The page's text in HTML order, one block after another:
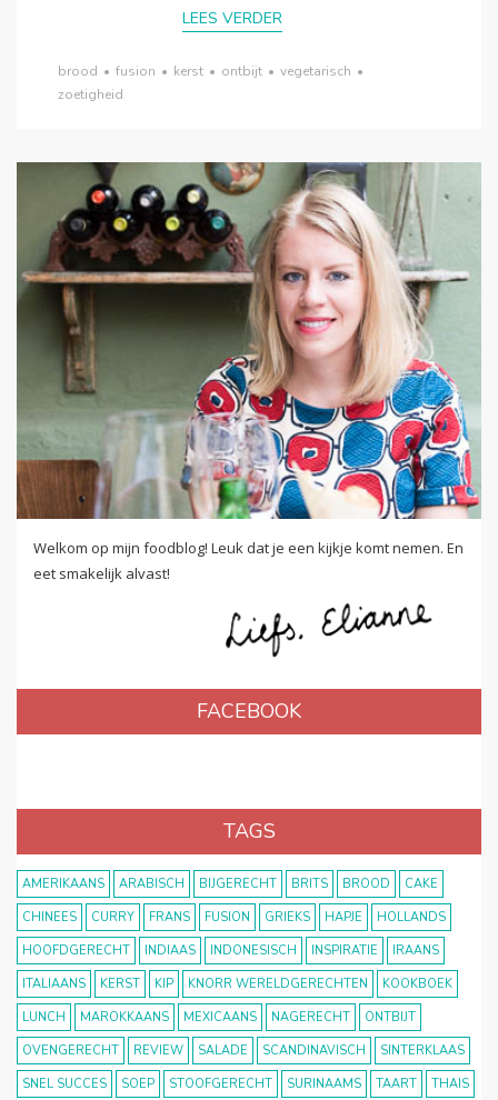
LEES VERDER
brood • fusion • kerst • ontbijt • vegetarisch •
zoetigheid
Welkom op mijn foodblog! Leuk dat je een kijkje komt nemen. En
eet smakelijk alvast!
FACEBOOK
TAGS
AMERIKAANS ARABISCH BIJGERECHT BRITS BROOD
CAKE
CHINEES
CURRY FRANS FUSION GRIEKS HAPJE
HOLLANDS
HOOFDGERECHT
INDIAAS INDONESISCH INSPIRATIE
IRAANS
ITALIAANS
KERST KIP KNORR WERELDGERECHTEN
KOOKBOEK
LUNCH
MAROKKAANS MEXICAANS NAGERECHT
ONTBIJT
OVENGERECHT
REVIEW SALADE SCANDINAVISCH
SINTERKLAAS
SNEL SUCCES
SOEP STOOFGERECHT SURINAAMS TAART THAIS